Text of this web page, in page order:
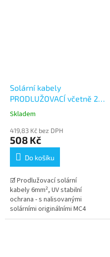
Solární kabely
PRODLUŽOVACÍ včetně 2
párů konektorů MC4 -
Skladem
419,83 Kč bez DPH
508 Kč
Do košíku
☑ Prodlužovací solární
kabely 6mm², UV stabilní
ochrana - s nalisovanými
solárními originálními MC4
konektory Stäubli . Dlouhá